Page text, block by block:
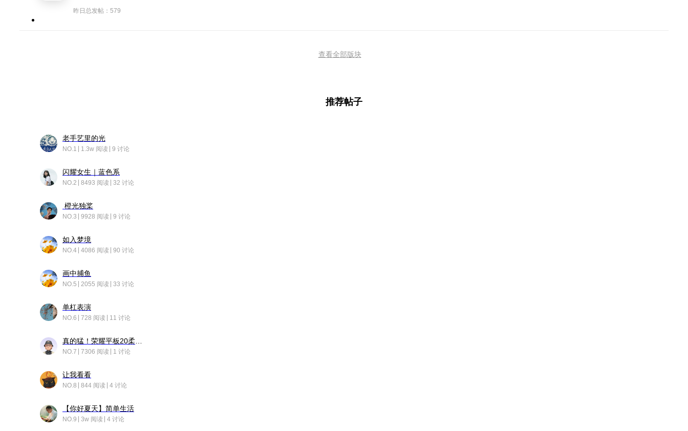
昨日总发帖：579
查看全部版块
推荐帖子
老手艺里的光
NO.1 1.3w 阅读 9 讨论
闪耀女生｜蓝色系
NO.2 8493 阅读 32 讨论
橙光独桨
NO.3 9928 阅读 9 讨论
如入梦境
NO.4 4086 阅读 90 讨论
画中捕鱼
NO.5 2055 阅读 33 讨论
单杠表演
NO.6 728 阅读 11 讨论
NO.7 7306 阅读 1 讨论
让我看看
NO.8 844 阅读 4 讨论
【你好夏天】简单生活
NO.9 3w 阅读 4 讨论